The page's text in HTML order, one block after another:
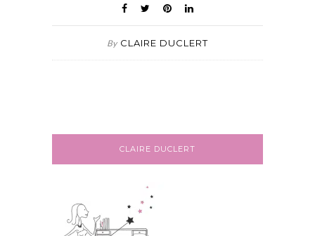
By CLAIRE DUCLERT
CLAIRE DUCLERT